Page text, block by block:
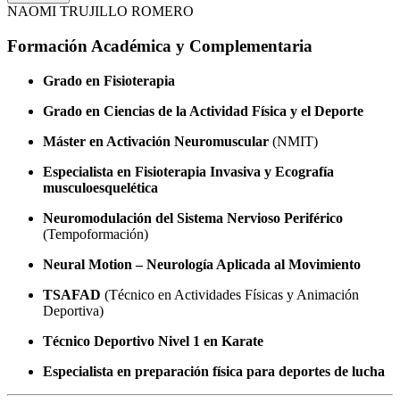
NAOMI TRUJILLO ROMERO
Formación Académica y Complementaria
Grado en Fisioterapia
Grado en Ciencias de la Actividad Física y el Deporte
Máster en Activación Neuromuscular (NMIT)
Especialista en Fisioterapia Invasiva y Ecografía
musculoesquelética
Neuromodulación del Sistema Nervioso Periférico
(Tempoformación)
Neural Motion – Neurología Aplicada al Movimiento
TSAFAD (Técnico en Actividades Físicas y Animación
Deportiva)
Técnico Deportivo Nivel 1 en Karate
Especialista en preparación física para deportes de lucha